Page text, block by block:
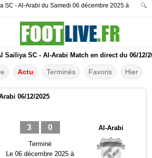
SC - Al-Arabi du Samedi 06 décembre 2025 à
🔍
Sailiya SC - Al-Arabi Match en direct du 06/12/
Actu Terminés Favoris Hier
06/12/2025
3 0
Terminé
Le 06 décembre 2025 à
Al-Arabi